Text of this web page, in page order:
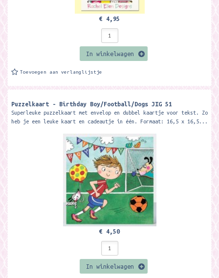
€ 4,95
In winkelwagen
Toevoegen aan verlanglijstje
Puzzelkaart - Birthday Boy/Football/Dogs JIG 51
Superleuke puzzelkaart met envelop en dubbel kaartje voor tekst. Zo
heb je een leuke kaart en cadeautje in één. Formaat: 16,5 x 16,5...
€ 4,50
In winkelwagen